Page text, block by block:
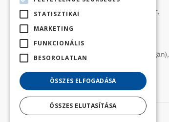
vízszivattyúkat (DAB, Tesla, Leader,
robbanómotoros fűnyírókat kerti
traktorokat (MTD, Husqvarna),
permetezőket (CIFARELLI, Dal Degan),
(LAMINOX) szállítunk be.
STATISZTIKAI
MARKETING
FUNKCIONÁLIS
BESOROLATLAN
ÖSSZES ELFOGADÁSA
ÖSSZES ELUTASÍTÁSA